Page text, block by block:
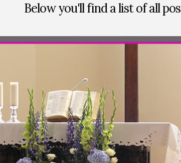
Below you'll find a list of all